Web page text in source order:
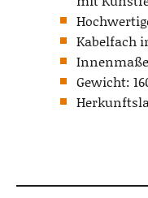
Kabelfach
Gewicht: